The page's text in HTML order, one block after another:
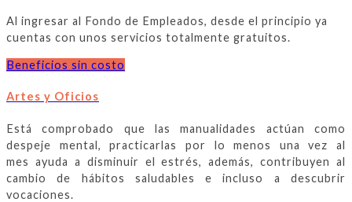
Al ingresar al Fondo de Empleados, desde el principio ya
cuentas con unos servicios totalmente gratuitos.
Beneficios sin costo
Artes y Oficios
Está comprobado que las manualidades actúan como
despeje mental,practicarlas por lo menos una vez al
mes ayuda a disminuir el estrés, además, contribuyen al
cambio de hábitos saludables e incluso a descubrir
vocaciones.